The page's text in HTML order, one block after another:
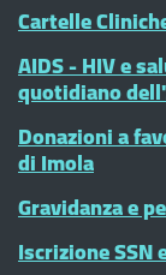
Cartelle
AIDS - HIV e
quotidiano
Donazioni a
di Imola
Gravidanza e
Iscrizione SSN